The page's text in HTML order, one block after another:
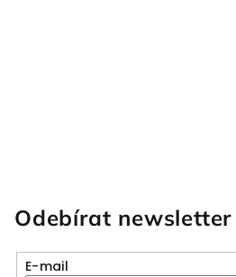
Odebírat newsletter
E-mail